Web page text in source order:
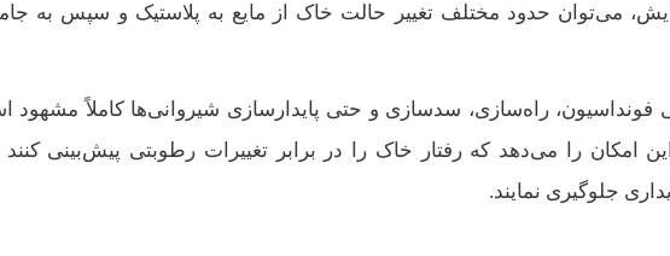
می‌توان حدود مختلف تغییر حالت خاک از مایع به پلاستیک و سپس به
راه‌سازی، سدسازی و حتی پایدارسازی شیروانی‌ها کاملاً مشهود
را می‌دهد که رفتار خاک را در برابر تغییرات رطوبتی پیش‌بینی کنند
جلوگیری نمایند.